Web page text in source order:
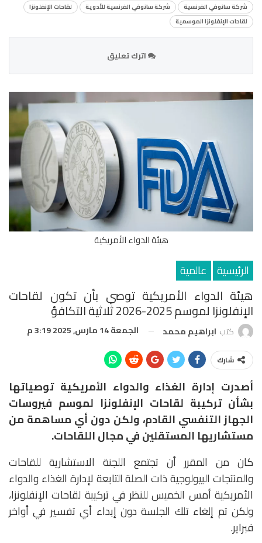
شركة سانوفي الفرنسية
شركة سانوفي الفرنسية للأدوية
لقاحات الإنفلونزا
لقاحات الإنفلونزا الموسمية
اترك تعليق
هيئة الدواء الأمريكية
الرئيسية عالمية
هيئة الدواء الأمريكية توصي بأن تكون لقاحات
الإنفلونزا لموسم 2025-2026 ثلاثية التكافؤ
كتب ابراهيم محمد الجمعة 14 مارس, 2025 3:19 م
شارك
أصدرت إدارة الغذاء والدواء الأمريكية توصياتها
بشأن تركيبة لقاحات الإنفلونزا لموسم فيروسات
الجهاز التنفسي القادم، ولكن دون أي مساهمة من
مستشاريها المستقلين في مجال اللقاحات.
كان من المقرر أن تجتمع اللجنة الاستشارية للقاحات
والمنتجات البيولوجية ذات الصلة التابعة لإدارة الغذاء والدواء
الأمريكية أمس الخميس للنظر في تركيبة لقاحات الإنفلونزا،
ولكن تم إلغاء تلك الجلسة دون إبداء أي تفسير في أواخر
فبراير.